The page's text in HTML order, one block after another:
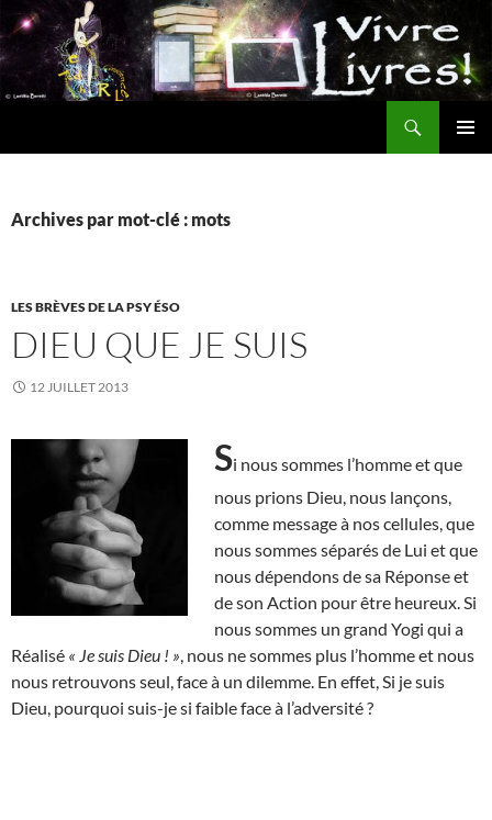
Aller
au
contenu
Archives par mot-clé : mots
LES BRÈVES DE LA PSY ÉSO
DIEU QUE JE SUIS
12 JUILLET 2013
Si nous sommes l’homme et que
nous prions Dieu, nous lançons,
comme message à nos cellules, que
nous sommes séparés de Lui et que
nous dépendons de sa Réponse et
de son Action pour être heureux. Si
nous sommes un grand Yogi qui a
Réalisé « Je suis Dieu ! » , nous ne sommes plus l’homme et nous
nous retrouvons seul, face à un dilemme. En effet, Si je suis
Dieu, pourquoi suis-je si faible face à l’adversité ?